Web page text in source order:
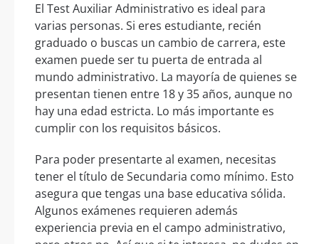
El Test Auxiliar Administrativo es ideal para
varias personas. Si eres estudiante, recién
graduado o buscas un cambio de carrera, este
examen puede ser tu puerta de entrada al
mundo administrativo. La mayoría de quienes se
presentan tienen entre 18 y 35 años, aunque no
hay una edad estricta. Lo más importante es
cumplir con los requisitos básicos.
Para poder presentarte al examen, necesitas
tener el título de Secundaria como mínimo. Esto
asegura que tengas una base educativa sólida.
Algunos exámenes requieren además
experiencia previa en el campo administrativo,